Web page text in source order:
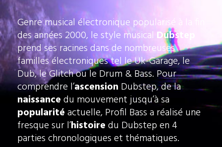
Genre musical électronique popularisé à la fin
des années 2000, le style musical Dubstep
prend ses racines dans de nombreuses
familles électroniques tel le Uk-Garage, le
Dub, le Glitch ou le Drum & Bass. Pour
comprendre l’ascension Dubstep, de la
naissancedu mouvement jusqu’à sa
popularitéactuelle, Profil Bass a réalisé une
fresque sur l’histoiredu Dubstep en 4
parties chronologiques et thématiques.